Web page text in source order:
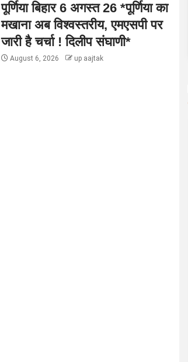
पूर्णिया बिहार 6 अगस्त 26 *पूर्णिया का
मखाना अब विश्वस्तरीय, एमएसपी पर
जारी है चर्चा ! दिलीप संघाणी*
August 6, 2026 up aajtak